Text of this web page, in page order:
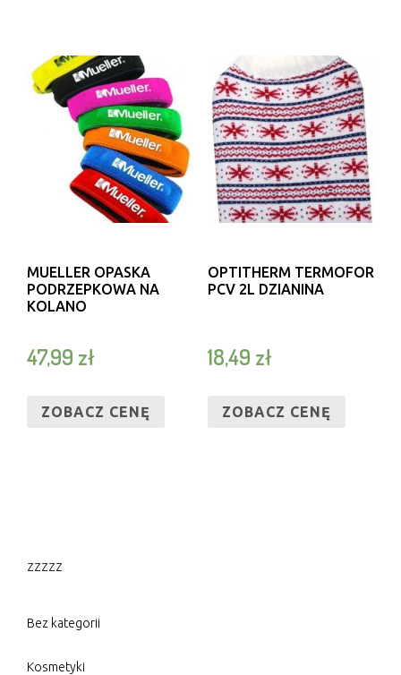
MUELLER OPASKA
PODRZEPKOWA NA
KOLANO
47,99 zł
ZOBACZ CENĘ
OPTITHERM TERMOFOR
PCV 2L DZIANINA
18,49 zł
ZOBACZ CENĘ
zzzzz
Bez kategorii
Kosmetyki